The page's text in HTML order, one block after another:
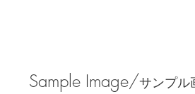
Sample Image/サンプル